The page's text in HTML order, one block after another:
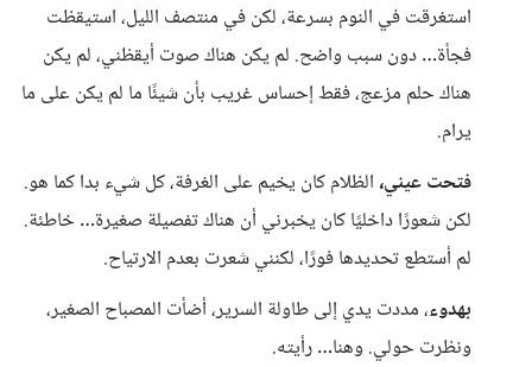
استغرقت في النوم بسرعة، لكن في منتصف الليل، استيقظت
فجأة… دون سبب واضح. لم يكن هناك صوت أيقظني، لم يكن
هناك حلم مزعج، فقط إحساس غريب بأن شيئًا ما لم يكن على ما
يرام.
فتحت عيني، الظلام كان يخيم على الغرفة، كل شيء بدا كما هو.
لكن شعورًا داخليًا كان يخبرني أن هناك تفصيلة صغيرة… خاطئة.
لم أستطع تحديدها فورًا، لكنني شعرت بعدم الارتياح.
بهدوء، مددت يدي إلى طاولة السرير، أضأت المصباح الصغير،
ونظرت حولي. وهنا… رأيته.